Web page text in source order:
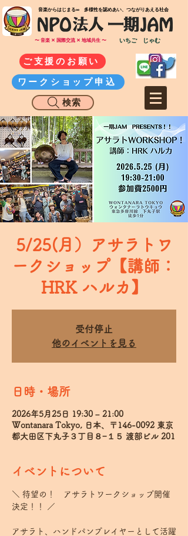
​音楽からはじまる∞ 多様性を認めあい、つながりあえる社会
〜 音楽 ✕ 国際交流 ✕ 地域共生 〜 いちご じゃむ
ご支援のお願い
ワークショップ申込
検索
5/25(月）アサラトワ
ークショップ【講師：
HRK ハルカ】
受付停止
他のイベントを見る
日時・場所
2026年5月25日 19:30 – 21:00
Wontanara Tokyo, 日本、〒146-0092 東京
都大田区下丸子３丁目８−１５ 渡部ビル 201
イベントについて
＼ 待望の！　アサラトワークショップ開催
決定！！ ／
アサラト、ハンドパンプレイヤーとして活躍